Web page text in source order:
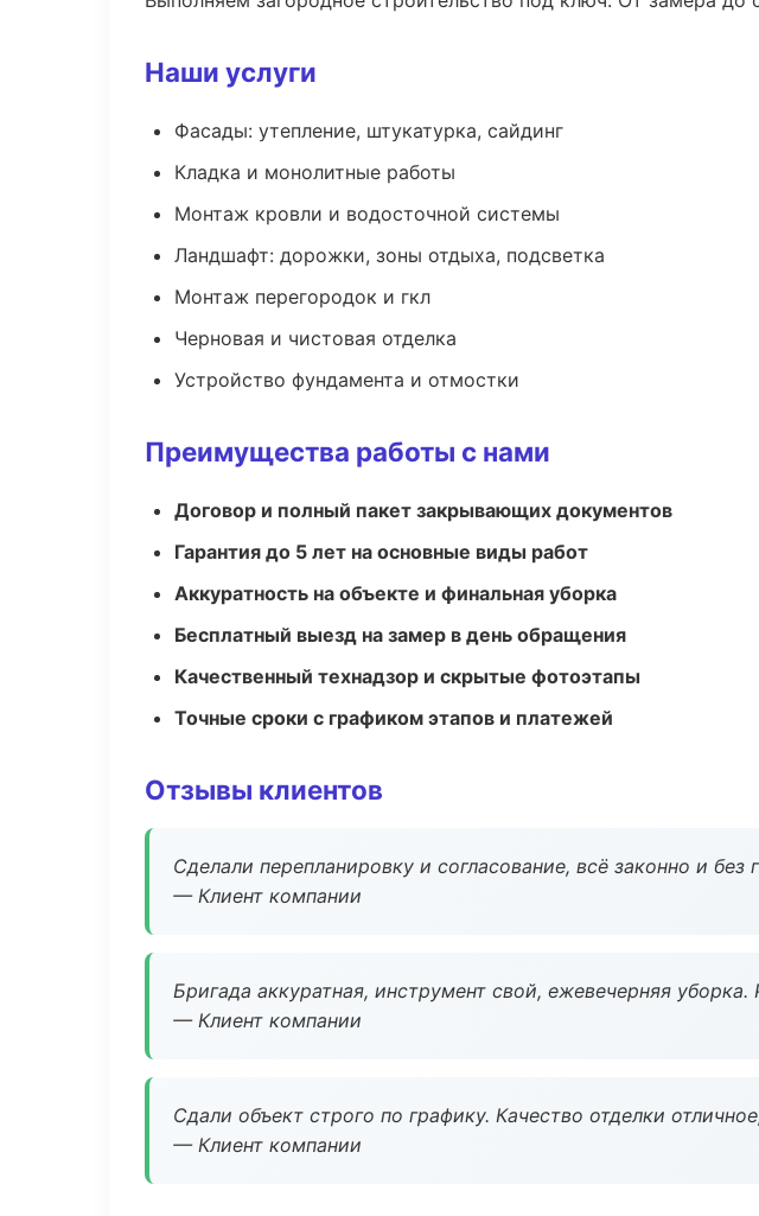
Наши услуги
Фасады: утепление, штукатурка, сайдинг
Кладка и монолитные работы
Монтаж кровли и водосточной системы
Ландшафт: дорожки, зоны отдыха, подсветка
Монтаж перегородок и гкл
Черновая и чистовая отделка
Устройство фундамента и отмостки
Преимущества работы с нами
Договор и полный пакет закрывающих документов
Гарантия до 5 лет на основные виды работ
Аккуратность на объекте и финальная уборка
Бесплатный выезд на замер в день обращения
Качественный технадзор и скрытые фотоэтапы
Точные сроки с графиком этапов и платежей
Отзывы клиентов
Сделали перепланировку и согласование, всё законно и без
— Клиент компании
Бригада аккуратная, инструмент свой, ежевечерняя уборка.
— Клиент компании
Сдали объект строго по графику. Качество отделки
— Клиент компании